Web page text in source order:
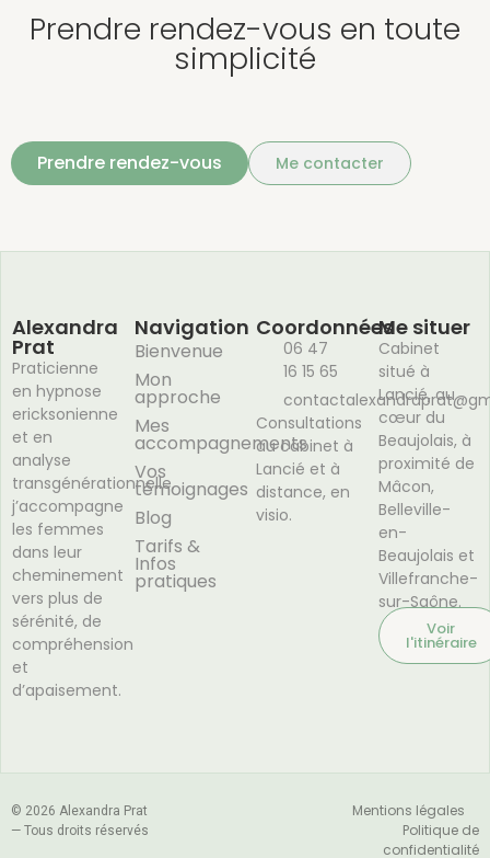
Prendre rendez-vous en toute
simplicité
Prendre rendez-vous Me contacter
Alexandra
Prat
Praticienne
en hypnose
ericksonienne
et en
analyse
transgénérationnelle,
j’accompagne
les femmes
dans leur
cheminement
vers plus de
sérénité, de
compréhension
et
d’apaisement.
Navigation
Bienvenue
Mon
approche
Mes
accompagnements
Vos
témoignages
Blog
Tarifs &
Infos
pratiques
Coordonnées
06 47
16 15 65
Consultations
au cabinet à
Lancié et à
distance, en
visio.
Me situer
Cabinet
situé à
Lancié, au
cœur du
Beaujolais, à
proximité de
Mâcon,
Belleville-
en-
Beaujolais et
Villefranche-
sur-Saône.
Voir
l'itinéraire
© 2026 Alexandra Prat
— Tous droits réservés
Mentions légales
Politique de
confidentialité